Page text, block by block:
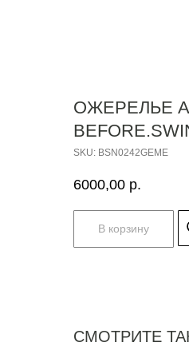
ОЖЕРЕЛЬЕ
SKU: BSN0242GEME
6000,00 р.
В корзину
СМОТРИТЕ